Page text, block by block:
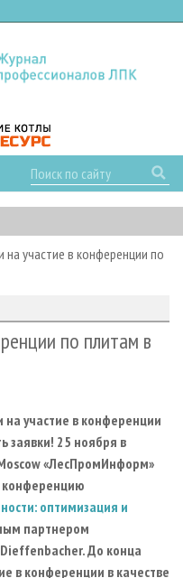
на участие в конференции по
по плитам в
на участие в конференции
заявки! 25 ноября в
«ЛесПромИнформ»
конференцию
оптимизация и
партнером
Dieffenbacher. До конца
в конференции в качестве